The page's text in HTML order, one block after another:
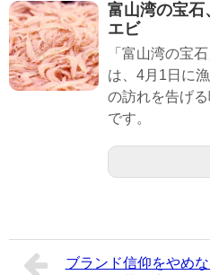
富山湾の宝石
エビ
「富山湾の宝
は、4月1日に
の訪れを告げ
です。
ブランド信仰をやめ